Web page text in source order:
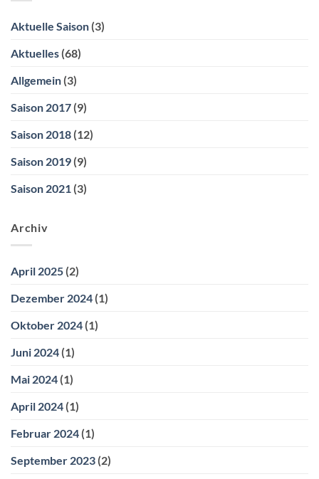
Aktuelle Saison (3)
Aktuelles (68)
Allgemein (3)
Saison 2017 (9)
Saison 2018 (12)
Saison 2019 (9)
Saison 2021 (3)
Archiv
April 2025 (2)
Dezember 2024 (1)
Oktober 2024 (1)
Juni 2024 (1)
Mai 2024 (1)
April 2024 (1)
Februar 2024 (1)
September 2023 (2)